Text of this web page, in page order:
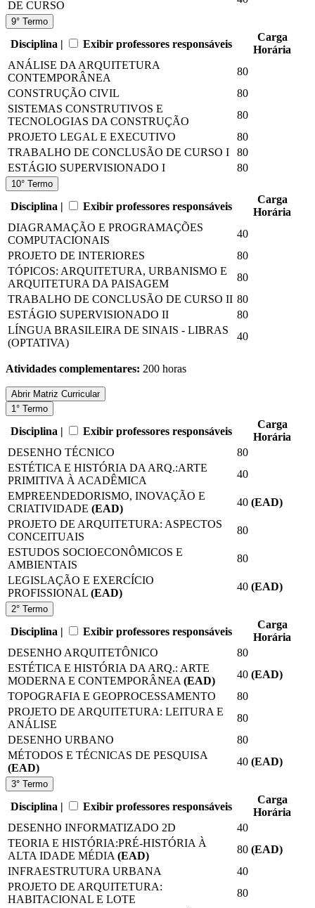
DE CURSO
9° Termo
Disciplina | Exibir professores responsáveis
Carga
Horária
ANÁLISE DA ARQUITETURA
CONTEMPORÂNEA
80
CONSTRUÇÃO CIVIL
80
SISTEMAS CONSTRUTIVOS E
TECNOLOGIAS DA CONSTRUÇÃO
80
PROJETO LEGAL E EXECUTIVO
80
TRABALHO DE CONCLUSÃO DE CURSO I
80
ESTÁGIO SUPERVISIONADO I
80
10° Termo
Disciplina | Exibir professores responsáveis
Carga
Horária
DIAGRAMAÇÃO E PROGRAMAÇÕES
COMPUTACIONAIS
40
PROJETO DE INTERIORES
80
TÓPICOS: ARQUITETURA, URBANISMO E
ARQUITETURA DA PAISAGEM
80
TRABALHO DE CONCLUSÃO DE CURSO II 80
ESTÁGIO SUPERVISIONADO II
80
LÍNGUA BRASILEIRA DE SINAIS - LIBRAS
(OPTATIVA)
40
Atividades complementares: 200 horas
AbrirMatriz Curricular
1° Termo
Disciplina | Exibir professores responsáveis
Carga
Horária
DESENHO TÉCNICO
80
ESTÉTICA E HISTÓRIA DA ARQ.:ARTE
PRIMITIVA À ACADÊMICA
40
EMPREENDEDORISMO, INOVAÇÃO E
CRIATIVIDADE (EAD)
40 (EAD)
PROJETO DE ARQUITETURA: ASPECTOS
CONCEITUAIS
80
ESTUDOS SOCIOECONÔMICOS E
AMBIENTAIS
80
LEGISLAÇÃO E EXERCÍCIO
PROFISSIONAL (EAD)
40 (EAD)
2° Termo
Disciplina | Exibir professores responsáveis
Carga
Horária
DESENHO ARQUITETÔNICO
80
ESTÉTICA E HISTÓRIA DA ARQ.: ARTE
MODERNA E CONTEMPORÂNEA (EAD)
40 (EAD)
TOPOGRAFIA E GEOPROCESSAMENTO
80
PROJETO DE ARQUITETURA: LEITURA E
ANÁLISE
80
DESENHO URBANO
80
MÉTODOS E TÉCNICAS DE PESQUISA
(EAD)
40 (EAD)
3° Termo
Disciplina | Exibir professores responsáveis
Carga
Horária
DESENHO INFORMATIZADO 2D
40
TEORIA E HISTÓRIA:PRÉ-HISTÓRIA À
ALTA IDADE MÉDIA (EAD)
80 (EAD)
INFRAESTRUTURA URBANA
40
PROJETO DE ARQUITETURA:
HABITACIONAL E LOTE
80